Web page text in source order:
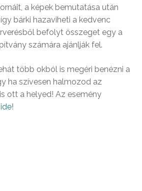
a képek bemutatása után
bárki hazaviheti a kedvenc
befolyt összeget egy a
számára ajánlják fel.
több okból is megéri benézni a
ha szívesen halmozod az
ott a helyed! Az esemény
ide!